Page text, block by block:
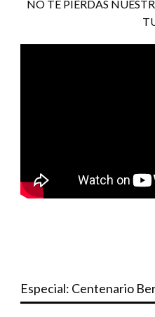
NO TE PIERDAS
Especial: Centenario